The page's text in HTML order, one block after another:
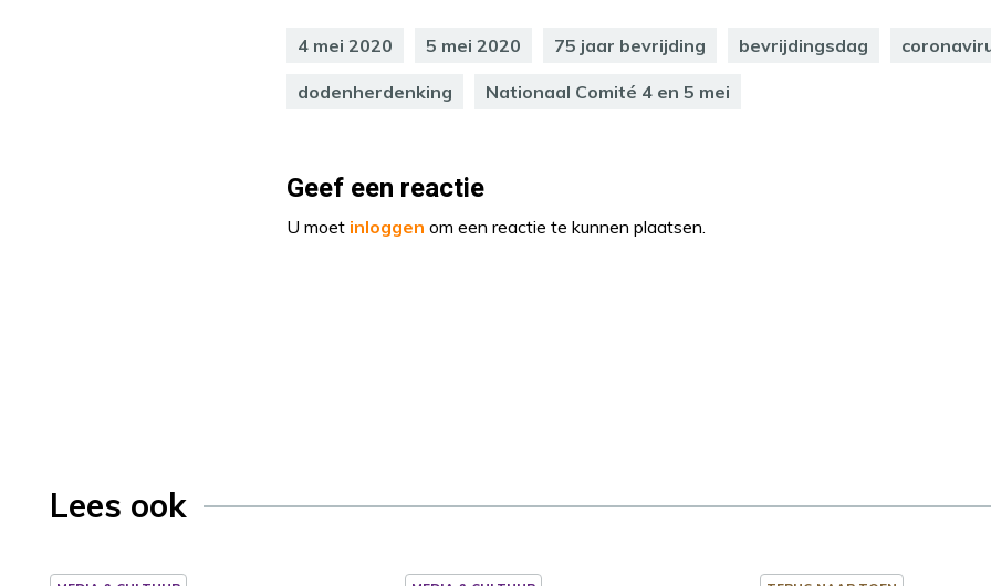
4 mei 2020 5 mei 2020 75 jaar bevrijding bevrijdingsdag
dodenherdenking Nationaal Comité 4 en 5 mei
Geef een reactie
U moet inloggen om een reactie te kunnen plaatsen.
Lees ook